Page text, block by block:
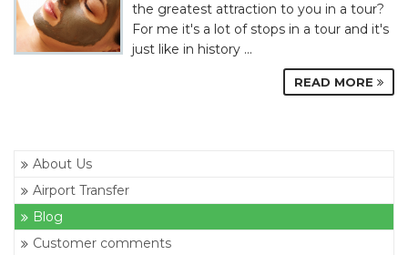
the greatest attraction to you in a tour?
For me it's a lot of stops in a tour and it's
just like in history ...
READ MORE
About Us
Airport Transfer
Blog
Customer comments